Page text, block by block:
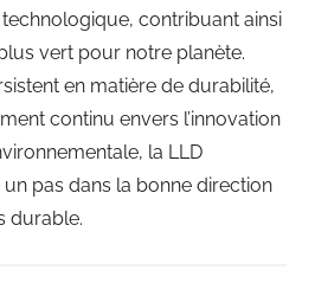
contribuant ainsi
vert pour notre planète.
en matière de durabilité,
continu envers l’innovation
la LLD
pas dans la bonne direction
durable.